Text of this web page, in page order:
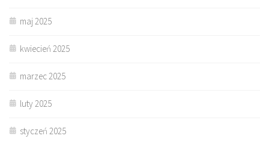
maj 2025
kwiecień 2025
marzec 2025
luty 2025
styczeń 2025